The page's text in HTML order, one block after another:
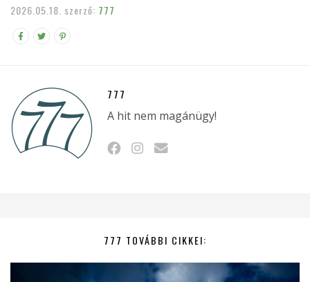
2026.05.18. szerző: 777
777
A hit nem magánügy!
777 TOVÁBBI CIKKEI: